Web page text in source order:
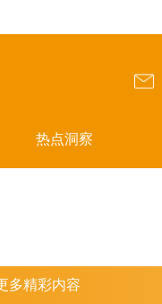
热点洞察
多精彩内容